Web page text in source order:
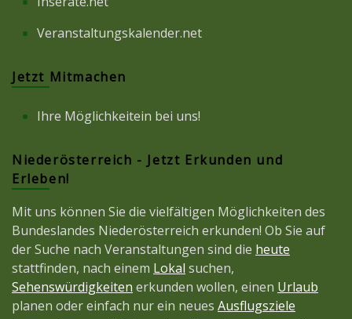
Veranstaltungskalender.net
Jetzt Mitmachen
Ihre Möglichkeitein bei uns!
Niederösterreich - Jetzt Erkunden und
Erleben!
Mit uns können Sie die vielfältigen Möglichkeiten des
Bundeslandes Niederösterreich erkunden! Ob Sie auf
der Suche nach Veranstaltungen sind die heute
stattfinden, nach einem Lokal suchen,
Sehenswürdigkeiten erkunden wollen, einen Urlaub
planen oder einfach nur ein neues Ausflugsziele